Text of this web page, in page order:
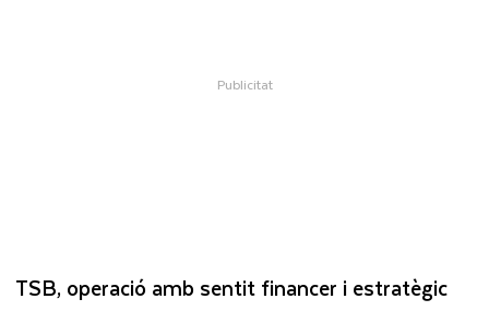
TSB, operació amb sentit financer i estratègic